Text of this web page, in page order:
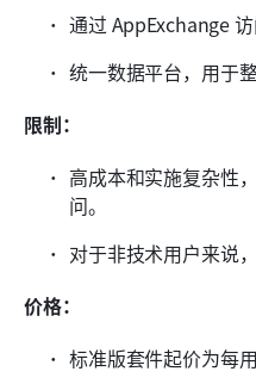
通过 AppExchange
统一数据平台，用于
限制：
高成本和实施复杂性
问。
对于非技术用户来说
价格：
标准版套件起价为每